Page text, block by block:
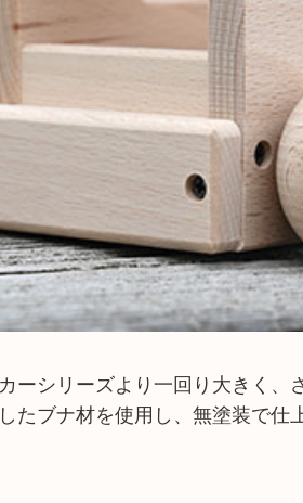
ーシリーズより一回り大きく、
たブナ材を使用し、無塗装で